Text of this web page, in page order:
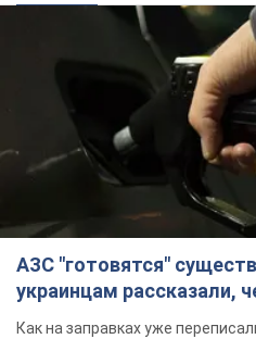
АЗС "готовятся"
украинцам рассказали,
Как на заправках уже